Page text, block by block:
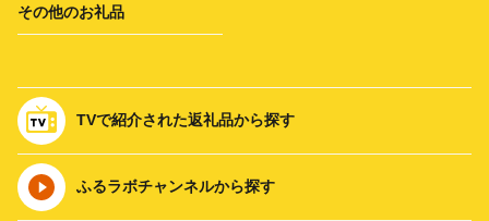
その他のお礼品
TVで紹介された返礼品から探す
ふるラボチャンネルから探す